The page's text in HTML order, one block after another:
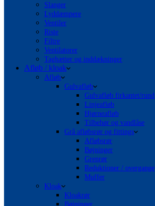
Slanger
Lyddæmpere
Ventiler
Riste
Filtre
Ventilatorer
Taghætter og inddækninger
Afløb / kloak
Afløb
Gulvafløb
Gulvafløb firkantet/rund
Linjeafløb
Hjørneafløb
Tilbehør og vandlåse
Grå afløbsrør og fittings
Afløbsrør
Bøjninger
Grenrør
Reduktioner / overgange
Muffer
Kloak
Kloakrør
Bøjninger